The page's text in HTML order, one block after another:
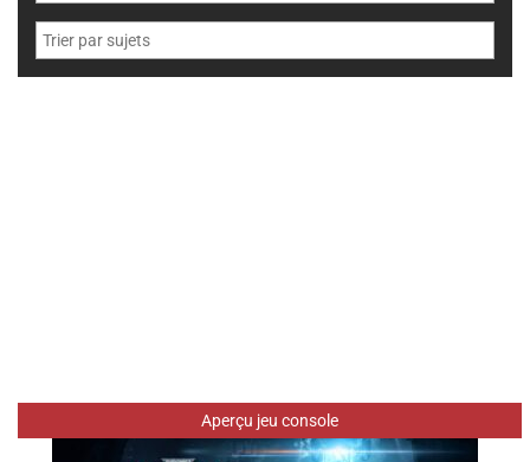
Aperçu jeu console